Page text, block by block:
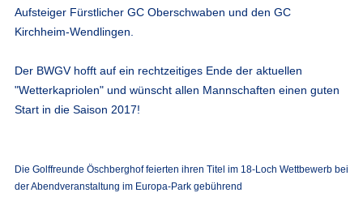
Aufsteiger Fürstlicher GC Oberschwaben und den GC
Kirchheim-Wendlingen.
Der BWGV hofft auf ein rechtzeitiges Ende der aktuellen
"Wetterkapriolen" und wünscht allen Mannschaften einen guten
Start in die Saison 2017!
Die Golffreunde Öschberghof feierten ihren Titel im 18-Loch Wettbewerb bei
der Abendveranstaltung im Europa-Park gebührend